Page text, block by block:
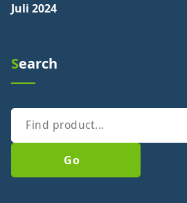
Juli 2024
Search
Go